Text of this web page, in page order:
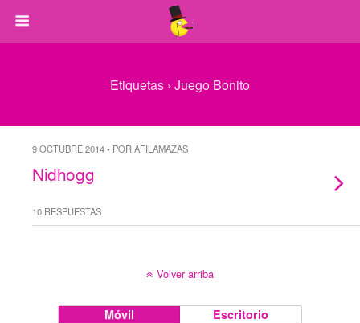
Etiquetas › Juego Bonito
9 OCTUBRE 2014 • POR AFILAMAZAS
Nidhogg
10 RESPUESTAS
Volver arriba
Móvil Escritorio